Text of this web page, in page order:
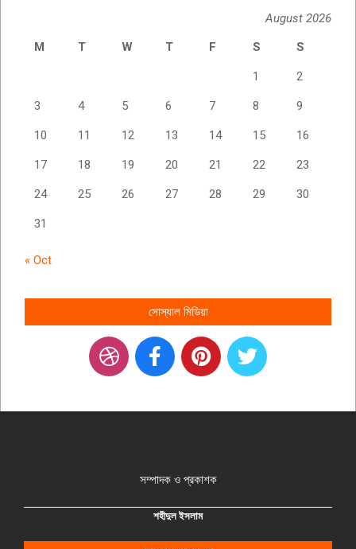
August 2026
M
T W T F S S
1 2
3 4 5 6 7 8 9
10 11 12 13 14 15 16
17 18 19 20 21 22 23
24 25 26 27 28 29 30
31
« Oct
সোস্যাল মিডিয়া
সম্পাদক ও প্রকাশক
শহীদুল ইসলাম